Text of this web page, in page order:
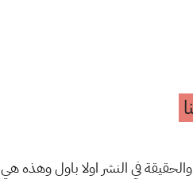
في النشر اولا باول وهذه هي